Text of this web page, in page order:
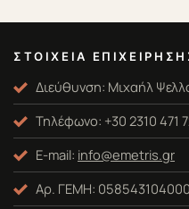
ΣΤΟΙΧΕΊΑ
Διεύθυνση: Μιχαήλ
Τηλέφωνο: +30 2310 471
E-mail: info@emetris.gr
Αρ. ΓΕΜΗ: 058543104000